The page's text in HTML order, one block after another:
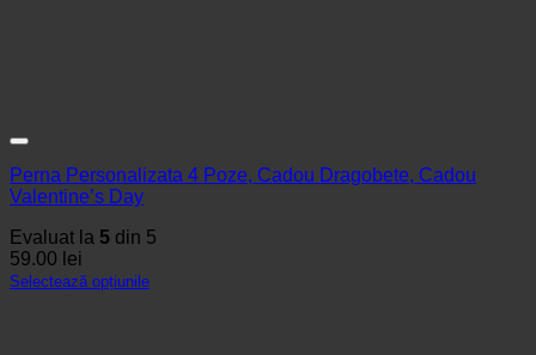
Perna Personalizata 4 Poze, Cadou Dragobete, Cadou
Valentine’s Day
Evaluat la 5 din 5
59.00 lei
Selectează opțiunile